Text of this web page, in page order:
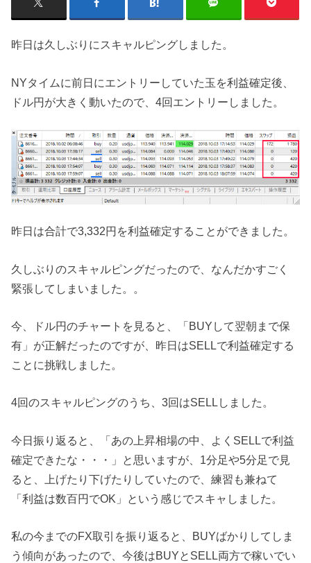
昨日は久しぶりにスキャルピングしました。
NYタイムに前日にエントリーしていた玉を利益確定後、
ドル円が大きく動いたので、4回エントリーしました。
昨日は合計で3,332円を利益確定することができました。
久しぶりのスキャルピングだったので、なんだかすごく
緊張してしまいました。。
今、ドル円のチャートを見ると、「BUYして翌朝まで保
有」が正解だったのですが、昨日はSELLで利益確定する
ことに挑戦しました。
4回のスキャルピングのうち、3回はSELLしました。
今日振り返ると、「あの上昇相場の中、よくSELLで利益
確定できたな・・・」と思いますが、1分足や5分足で見
ると、上げたり下げたりしていたので、練習も兼ねて
「利益は数百円でOK」という感じでスキャしました。
私の今までのFX取引を振り返ると、BUYばかりしてしま
う傾向があったので、今後はBUYとSELL両方で稼いでい